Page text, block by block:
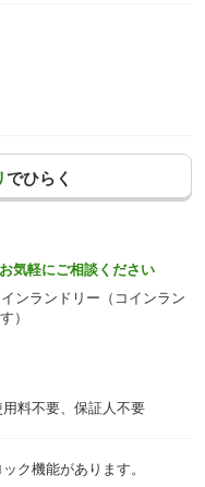
でひらく
気軽にご相談ください
ンランドリー（コインラン
）
料不要、保証人不要
ク機能があります。